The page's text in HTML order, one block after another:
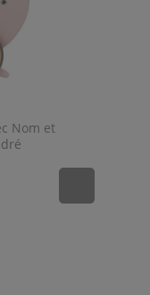
Nom et